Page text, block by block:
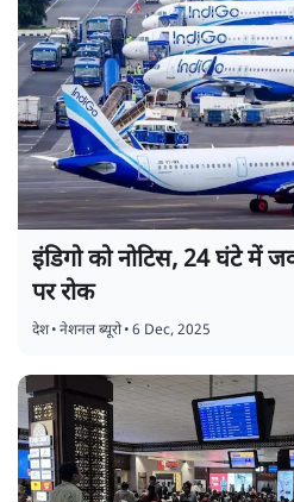
इंडिगो को नोटिस, 24 घंटे में
पर रोक
देश•नेशनल ब्यूरो•6 Dec, 2025